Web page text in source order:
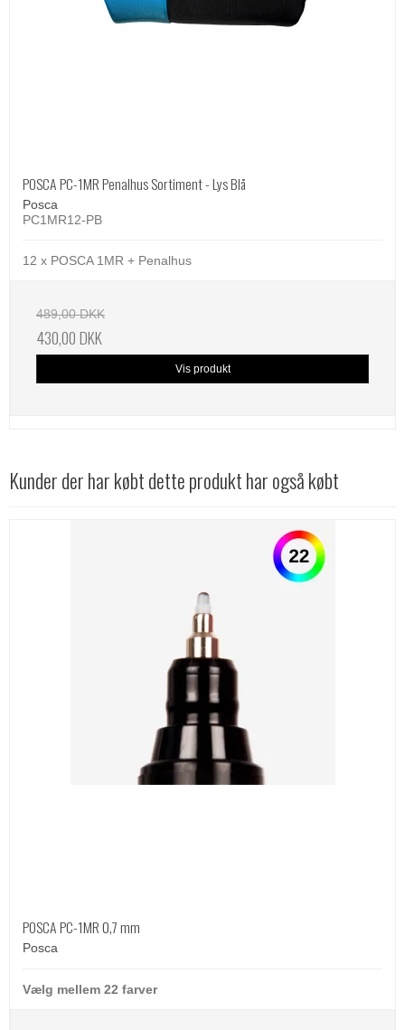
POSCA PC-1MR Penalhus Sortiment - Lys Blå
Posca
PC1MR12-PB
12 x POSCA 1MR + Penalhus
489,00 DKK
430,00 DKK
Vis produkt
Kunder der har købt dette produkt har også købt
POSCA PC-1MR 0,7 mm
Posca
Vælg mellem 22 farver